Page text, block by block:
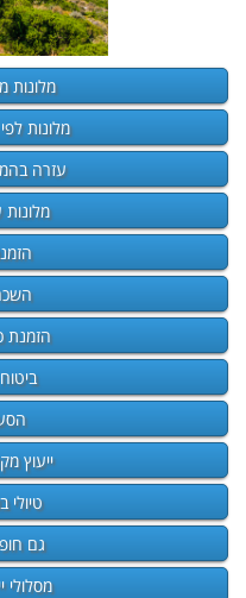
מלונות
מלונות
עזרה
הזמנת
ייעוץ
טיולי
גם
מסלולי